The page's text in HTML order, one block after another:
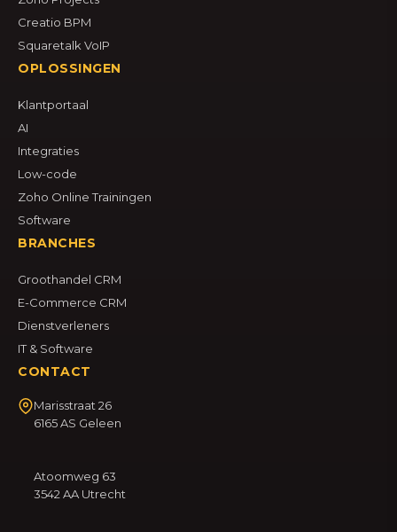
Creatio BPM
Squaretalk VoIP
OPLOSSINGEN
Klantportaal
AI
Integraties
Low-code
Zoho Online Trainingen
Software
BRANCHES
Groothandel CRM
E-Commerce CRM
Dienstverleners
IT & Software
CONTACT
Marisstraat 26
6165 AS Geleen
Atoomweg 63
3542 AA Utrecht